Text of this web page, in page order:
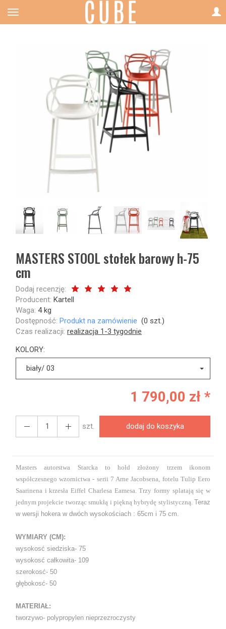
MASTERS STOOL stołek barowy h-75
cm
Dodaj recenzję:
Producent: Kartell
Waga: 4kg
Dostępność: Produkt na zamówienie (0 szt.)
Czas realizacji: realizacja 1-3 tygodnie
KOLORY:
biały/ 03
1 790,00 zł *
szt. dodaj do koszyka
Masters autorstwa Starcka to hołd złożony trzem ikonom
współczesnego wzornictwa - serii 7 Arne Jacobsena, fotelu Tulip Eero
Saarinena i krzesła Eiffel Charlesa Eamesa. Trzy formy splatają się w
jednym projekcie tworząc smukłą i piękną hybrydę stylistyczną. Teraz
w wersji hokera w dwóch wysokościach : 65cm i 75 cm.
WYMIARY (CM):
wysokosć siedziska- 75
wysokosć całkowita- 109
szerokosć- 50
głębokosć- 50
MATERIAŁ:
tworzywo- polypropylen nieprzezroczysty